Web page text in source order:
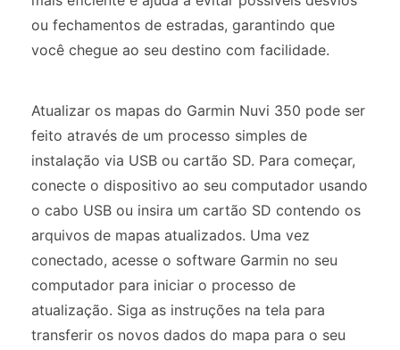
ou fechamentos de estradas, garantindo que
você chegue ao seu destino com facilidade.
Atualizar os mapas do Garmin Nuvi 350 pode ser
feito através de um processo simples de
instalação via USB ou cartão SD. Para começar,
conecte o dispositivo ao seu computador usando
o cabo USB ou insira um cartão SD contendo os
arquivos de mapas atualizados. Uma vez
conectado, acesse o software Garmin no seu
computador para iniciar o processo de
atualização. Siga as instruções na tela para
transferir os novos dados do mapa para o seu